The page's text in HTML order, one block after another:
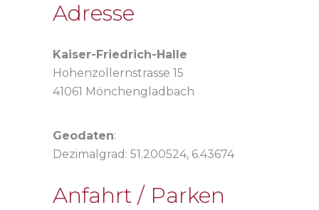
Adresse
Kaiser-Friedrich-Halle
Hohenzollernstrasse 15
41061 Mönchengladbach
Geodaten:
Dezimalgrad: 51.200524, 6.43674
Anfahrt / Parken